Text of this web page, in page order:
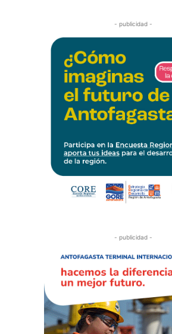
- publicidad -
- publicidad -